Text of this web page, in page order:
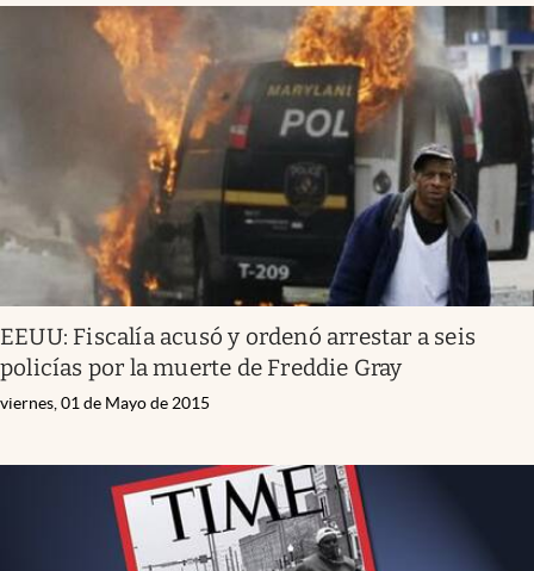
EEUU: Fiscalía acusó y ordenó arrestar a seis
policías por la muerte de Freddie Gray
viernes, 01 de Mayo de 2015